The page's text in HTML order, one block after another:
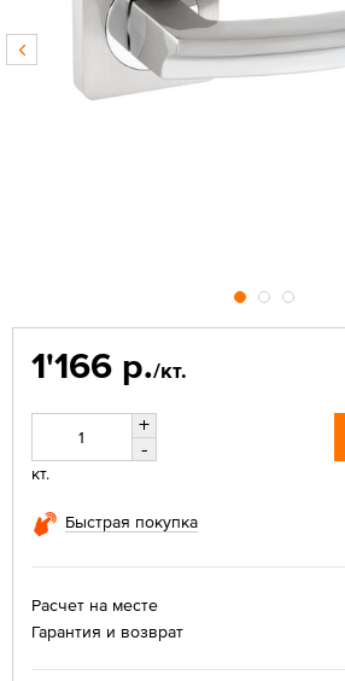
1'166 р./кт.
+
-
кт.
Быстрая покупка
Расчет на месте
Гарантия и возврат